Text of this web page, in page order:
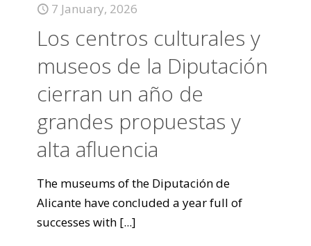
7 January, 2026
Los centros culturales y
museos de la Diputación
cierran un año de
grandes propuestas y
alta afluencia
The museums of the Diputación de
Alicante have concluded a year full of
successes with [...]